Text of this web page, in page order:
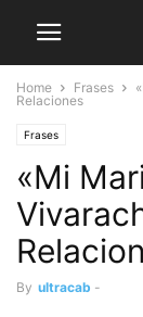
Home Frases
Relaciones
Frases
«Mi
By ultracab -